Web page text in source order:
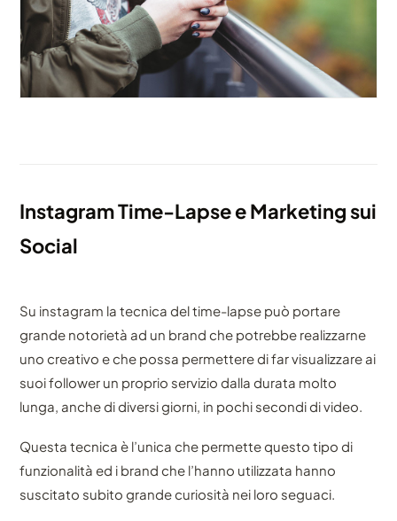
Instagram Time-Lapse e Marketing sui
Social
Su instagram la tecnica del time-lapse può portare
grande notorietà ad un brand che potrebbe realizzarne
uno creativo e che possa permettere di far visualizzare ai
suoi follower un proprio servizio dalla durata molto
lunga, anche di diversi giorni, in pochi secondi di video.
Questa tecnica è l’unica che permette questo tipo di
funzionalità ed i brand che l’hanno utilizzata hanno
suscitato subito grande curiosità nei loro seguaci.